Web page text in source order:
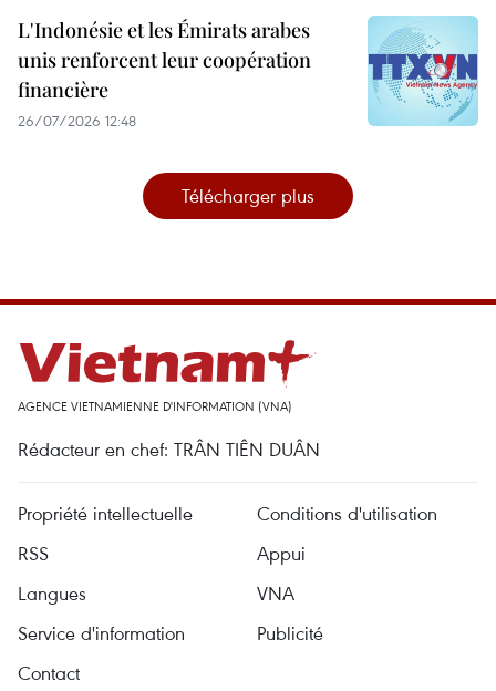
L'Indonésie et les Émirats arabes
unis renforcent leur coopération
financière
26/07/2026 12:48
Télécharger plus
AGENCE VIETNAMIENNE D'INFORMATION (VNA)
Rédacteur en chef: TRÂN TIÊN DUÂN
Propriété intellectuelle
Conditions d'utilisation
RSS
Appui
Langues
VNA
Service d'information
Publicité
Contact